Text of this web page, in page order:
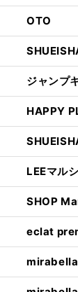
OTO
ジャンプ
HAPPY
LEEマル
SHOP
eclat
mirabella